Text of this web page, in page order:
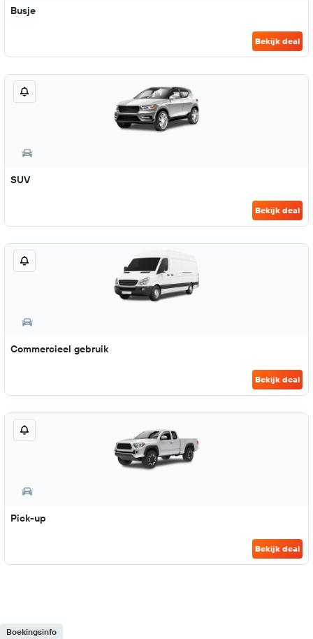
Busje
Bekijk deal
SUV
Bekijk deal
Commercieel gebruik
Bekijk deal
Pick-up
Bekijk deal
Boekingsinfo